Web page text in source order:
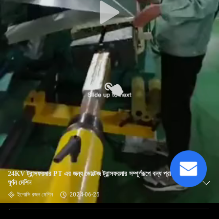
24KV ট্রান্সফরমার PT এর জন্য ভোল্টেজ ট্রান্সফরমার সম্পূর্ণরূপে বন্ধ প্রাথমিক
ঘূর্ণন মেশিন
ইপোক্সি রজন মেশিন 2024-06-25